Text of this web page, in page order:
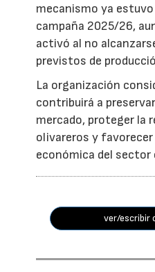
mecanismo ya
campaña 2025/26,
activó al no
previstos de
La organización
contribuirá a
mercado, proteger la
olivareros y
económica del sector
ver/escribir